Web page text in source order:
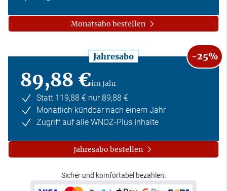
Monatsabo bestellen
Jahresabo -25%
89,88 €im Jahr
Statt 119,88 € nur 89,88 €
Monatlich kündbar nach einem Jahr
Zugriff auf alle WNOZ-Plus Inhalte
Jahresabo bestellen
Sicher und komfortabel bezahlen: